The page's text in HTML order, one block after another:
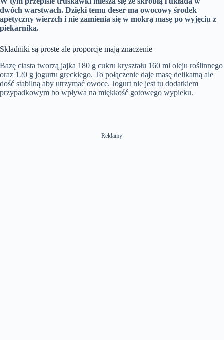
t
e
T
i
m
e
n
i
n
g
s
c
r
dwóch warstwach. Dzięki temu deser ma owocowy środek
apetyczny wierzch i nie zamienia się w mokrą masę po wyjęciu z
piekarnika.
Składniki są proste ale proporcje mają znaczenie
Bazę ciasta tworzą jajka 180 g cukru kryształu 160 ml oleju roślinnego
oraz 120 g jogurtu greckiego. To połączenie daje masę delikatną ale
dość stabilną aby utrzymać owoce. Jogurt nie jest tu dodatkiem
przypadkowym bo wpływa na miękkość gotowego wypieku.
Reklamy